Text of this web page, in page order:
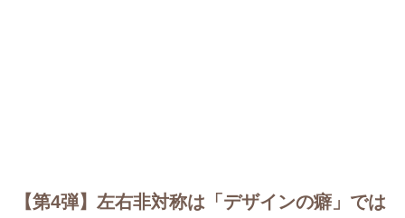
【第4弾】左右非対称は「デザインの癖」では